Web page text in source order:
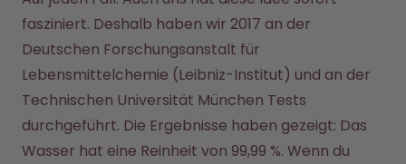
fasziniert. Deshalb haben wir 2017 an der
Deutschen Forschungsanstalt für
Lebensmittelchemie (Leibniz-Institut) und an der
Technischen Universität München Tests
durchgeführt. Die Ergebnisse haben gezeigt: Das
Wasser hat eine Reinheit von 99,99 %. Wenn du